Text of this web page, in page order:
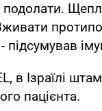
подолати.
в Ізраїлі штам
пацієнта.